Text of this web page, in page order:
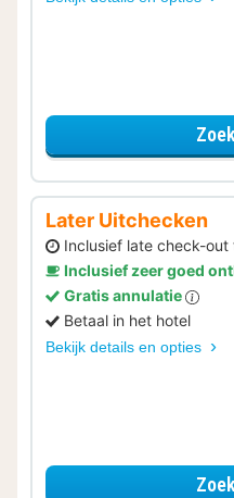
Later Uitchecken
Inclusief late check-
Inclusief zeer goed
Gratis annulatie
Betaal in het hotel
Bekijk details en opties